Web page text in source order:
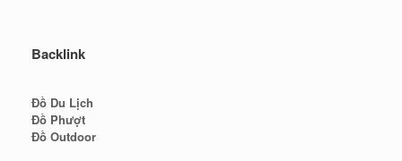
Backlink
Đồ Du Lịch
Đồ Phượt
Đồ Outdoor